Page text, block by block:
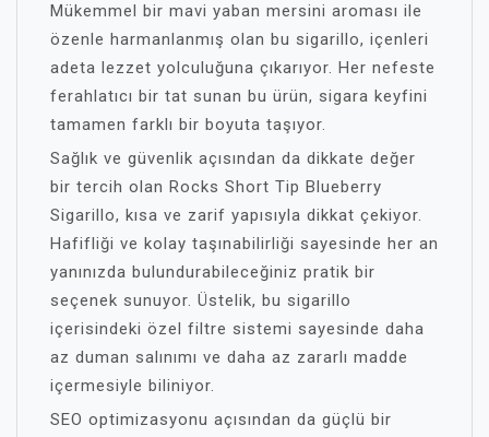
Mükemmel bir mavi yaban mersini aroması ile
özenle harmanlanmış olan bu sigarillo, içenleri
adeta lezzet yolculuğuna çıkarıyor. Her nefeste
ferahlatıcı bir tat sunan bu ürün, sigara keyfini
tamamen farklı bir boyuta taşıyor.
Sağlık ve güvenlik açısından da dikkate değer
bir tercih olan Rocks Short Tip Blueberry
Sigarillo, kısa ve zarif yapısıyla dikkat çekiyor.
Hafifliği ve kolay taşınabilirliği sayesinde her an
yanınızda bulundurabileceğiniz pratik bir
seçenek sunuyor. Üstelik, bu sigarillo
içerisindeki özel filtre sistemi sayesinde daha
az duman salınımı ve daha az zararlı madde
içermesiyle biliniyor.
SEO optimizasyonu açısından da güçlü bir